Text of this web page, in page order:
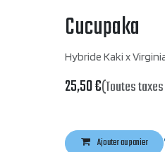
Cucupaka
Hybride Kaki x
25,50€(Toutes
Ajouter au panier